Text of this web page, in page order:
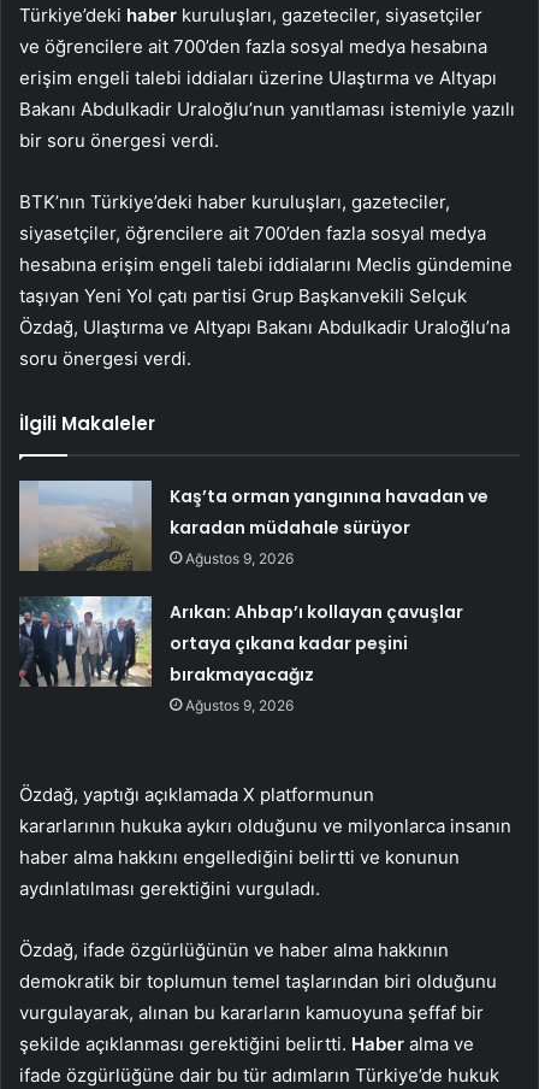
Türkiye’deki haber kuruluşları, gazeteciler, siyasetçiler
ve öğrencilere ait 700’den fazla sosyal medya hesabına
erişim engeli talebi iddiaları üzerine Ulaştırma ve Altyapı
Bakanı Abdulkadir Uraloğlu’nun yanıtlaması istemiyle yazılı
bir soru önergesi verdi.
BTK’nın Türkiye’deki haber kuruluşları, gazeteciler,
siyasetçiler, öğrencilere ait 700’den fazla sosyal medya
hesabına erişim engeli talebi iddialarını Meclis gündemine
taşıyan Yeni Yol çatı partisi Grup Başkanvekili Selçuk
Özdağ, Ulaştırma ve Altyapı Bakanı Abdulkadir Uraloğlu’na
soru önergesi verdi.
İlgili Makaleler
Kaş’ta orman yangınına havadan ve
karadan müdahale sürüyor
Ağustos 9, 2026
Arıkan: Ahbap’ı kollayan çavuşlar
ortaya çıkana kadar peşini
bırakmayacağız
Ağustos 9, 2026
Özdağ, yaptığı açıklamada X platformunun
kararlarının hukuka aykırı olduğunu ve milyonlarca insanın
haber alma hakkını engellediğini belirtti ve konunun
aydınlatılması gerektiğini vurguladı.
Özdağ, ifade özgürlüğünün ve haber alma hakkının
demokratik bir toplumun temel taşlarından biri olduğunu
vurgulayarak, alınan bu kararların kamuoyuna şeffaf bir
şekilde açıklanması gerektiğini belirtti. Haber alma ve
ifade özgürlüğüne dair bu tür adımların Türkiye’de hukuk